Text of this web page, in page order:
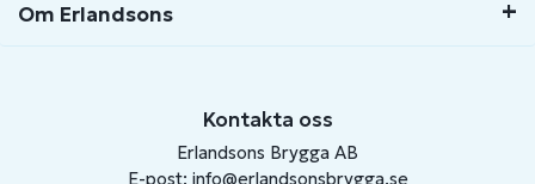
Om Erlandsons
Kontakta oss
Erlandsons Brygga AB
E-post: info@erlandsonsbrygga.se